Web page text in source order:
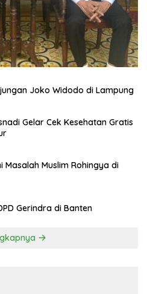
Joko Widodo di Lampung
Gelar Cek Kesehatan Gratis
Masalah Muslim Rohingya di
Gerindra di Banten